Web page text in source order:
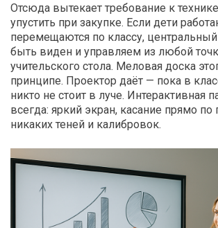
Отсюда вытекает требование к
упустить при закупке. Если дети
перемещаются по классу,
быть виден и управляем из любой
учительского стола. Меловая доска
принципе. Проектор даёт — пока в
никто не стоит в луче. Интерактивная
всегда: яркий экран, касание прямо по
никаких теней и калибровок.